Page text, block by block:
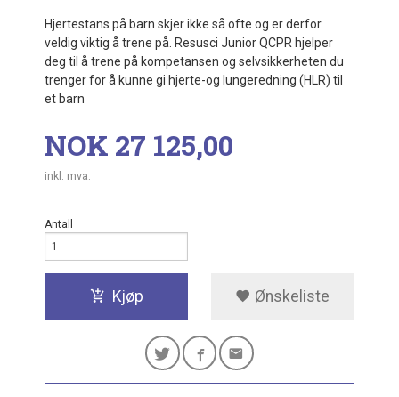
Hjertestans på barn skjer ikke så ofte og er derfor
veldig viktig å trene på. Resusci Junior QCPR hjelper
deg til å trene på kompetansen og selvsikkerheten du
trenger for å kunne gi hjerte-og lungeredning (HLR) til
et barn
Pris
NOK 27 125,00
inkl. mva.
Antall
Kjøp Ønskeliste